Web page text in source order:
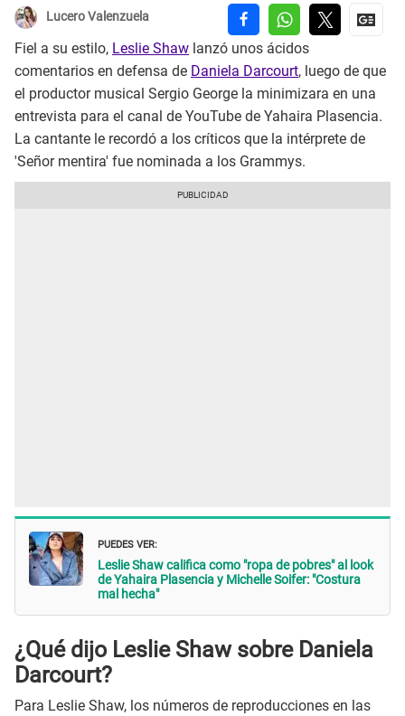
Lucero Valenzuela
Fiel a su estilo, Leslie Shaw lanzó unos ácidos
comentarios en defensa de Daniela Darcourt, luego de que
el productor musical Sergio George la minimizara en una
entrevista para el canal de YouTube de Yahaira Plasencia.
La cantante le recordó a los críticos que la intérprete de
'Señor mentira' fue nominada a los Grammys.
PUEDES VER:
Leslie Shaw califica como "ropa de pobres" al look
de Yahaira Plasencia y Michelle Soifer: "Costura
mal hecha"
¿Qué dijo Leslie Shaw sobre Daniela
Darcourt?
Para Leslie Shaw, los números de reproducciones en las